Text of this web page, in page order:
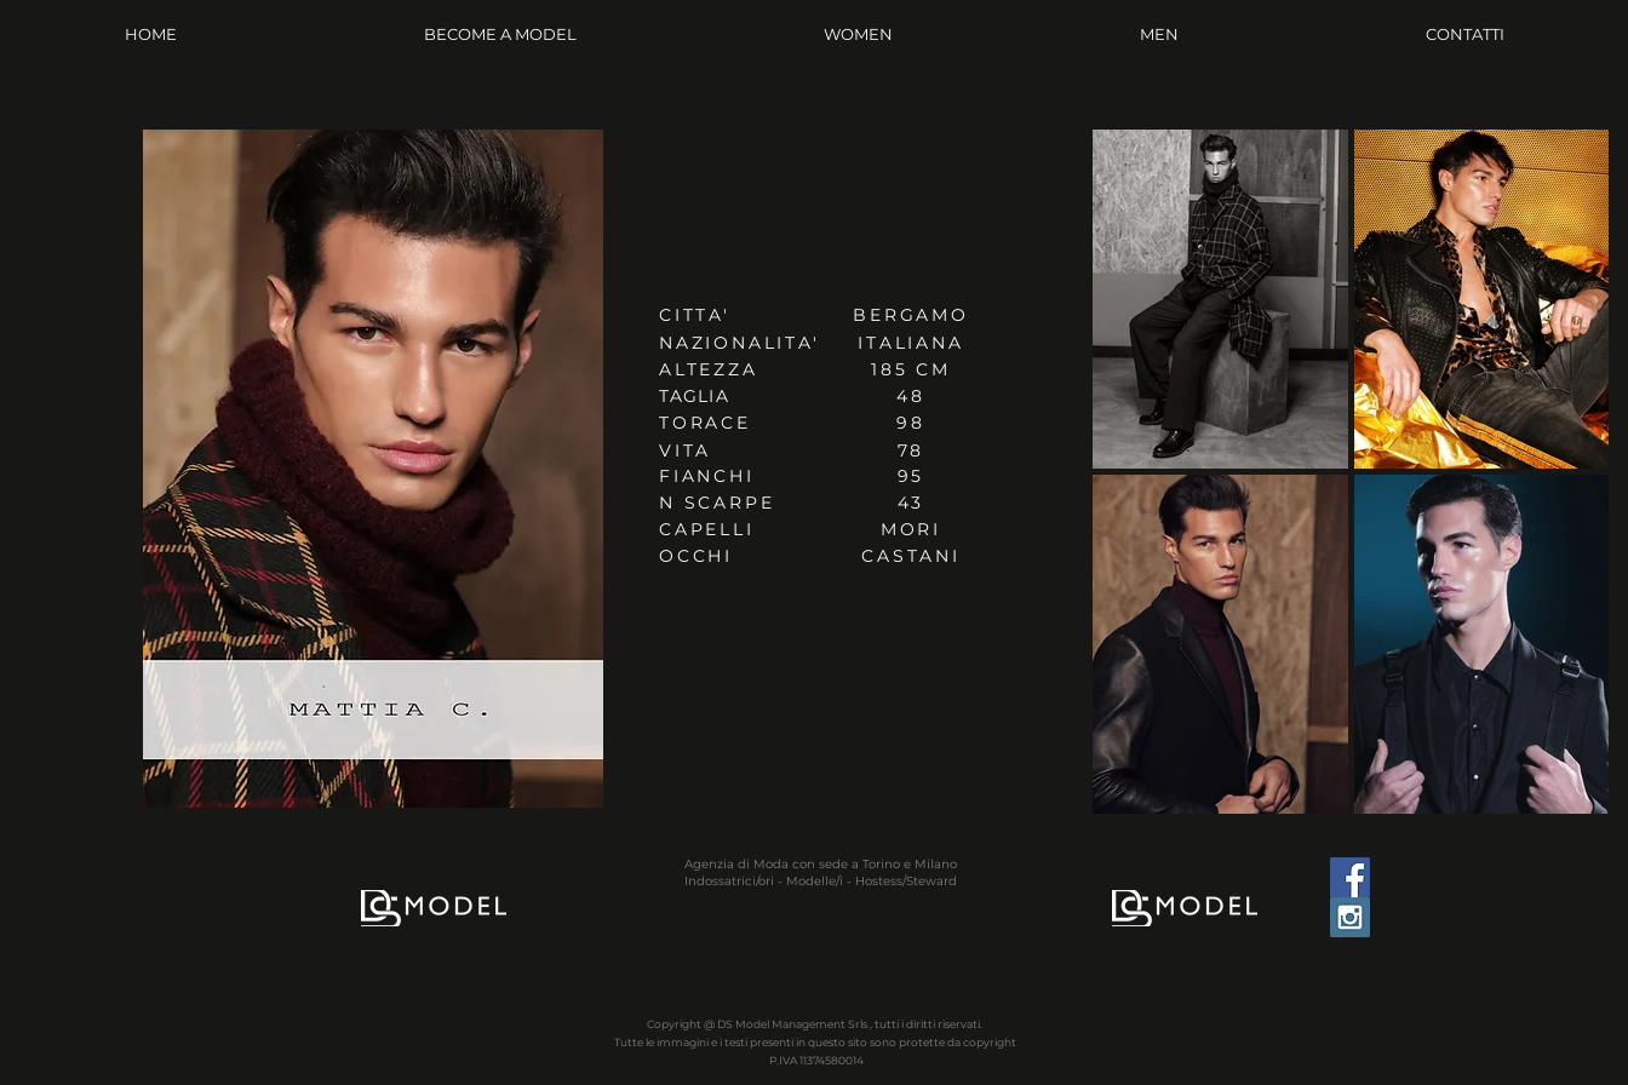
HOME BECOME A MODEL WOMEN MEN CONTATTI
ITALIANA
185 CM
48
98
78
95
43
MORI
CASTANI
BERGAMO
NAZIONALITA'
ALTEZZA
TAGLIA
TORACE
VITA
FIANCHI
N SCARPE
CAPELLI
OCCHI
CITTA'
Agenzia di Moda con sede a Torino e Milano
Indossatrici/ori - Modelle/i - Hostess/Steward
Copyright @ DS Model Management Srls , tutti i diritti riservati.
Tutte le immagini e i testi presenti in questo sito sono protette da copyright
P.IVA 11374580014